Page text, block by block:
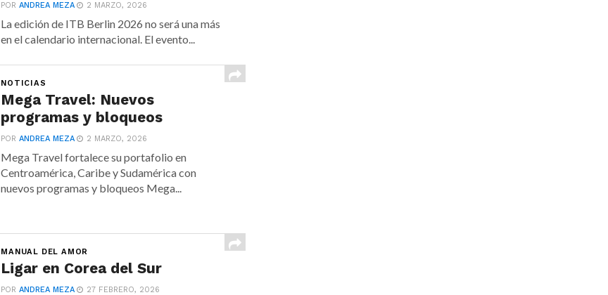
PORANDREA MEZA 2 MARZO, 2026
La edición de ITB Berlin 2026 no será una más
en el calendario internacional. El evento...
NOTICIAS
Mega Travel: Nuevos
programas y bloqueos
PORANDREA MEZA 2 MARZO, 2026
Mega Travel fortalece su portafolio en
Centroamérica, Caribe y Sudamérica con
nuevos programas y bloqueos Mega...
MANUAL DEL AMOR
Ligar en Corea del Sur
PORANDREA MEZA 27 FEBRERO, 2026